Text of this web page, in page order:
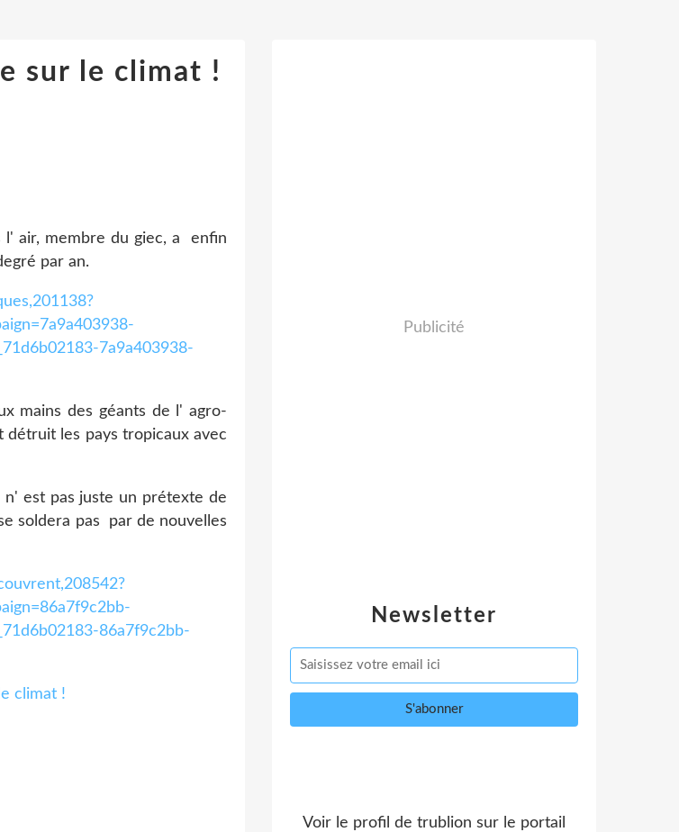
sur le climat !
l' air, membre du giec, a enfin
par an.
7a9a403938-
mains des géants de l' agro-
détruit les pays tropicaux avec
est pas juste un prétexte de
soldera pas par de nouvelles
86a7f9c2bb-
Newsletter
Publicité
Voir le profil de trublion sur le portail